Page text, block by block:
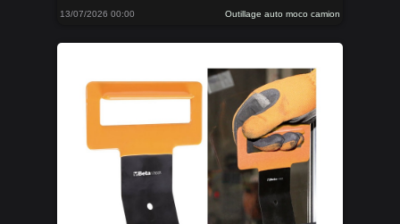
13/07/2026 00:00 Outillage auto moco camion